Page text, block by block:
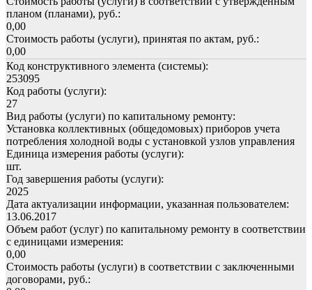
планом (планами), руб.:
0,00
Стоимость работы (услуги), принятая по актам, руб.:
0,00
Код конструктивного элемента (системы):
253095
Код работы (услуги):
27
Вид работы (услуги) по капитальному ремонту:
Установка коллективных (общедомовых) приборов учета
потребления холодной воды с установкой узлов управления
Единица измерения работы (услуги):
шт.
Год завершения работы (услуги):
2025
Дата актуализации информации, указанная пользователем:
13.06.2017
Объем работ (услуг) по капитальному ремонту в соответствии
с единицами измерения:
0,00
Стоимость работы (услуги) в соответствии с заключенными
договорами, руб.: